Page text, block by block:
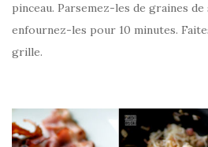
pinceau. Parsemez-les de graines de
enfournez-les pour 10 minutes.
grille.